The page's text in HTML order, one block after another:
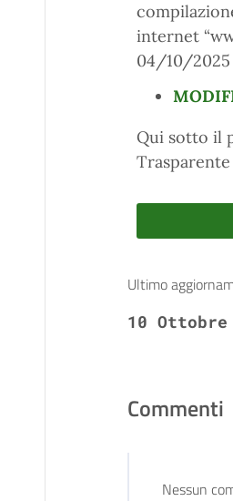
internet
04/10/2025
Qui sotto il
Trasparente
Ultimo
10
Commenti
Nessun